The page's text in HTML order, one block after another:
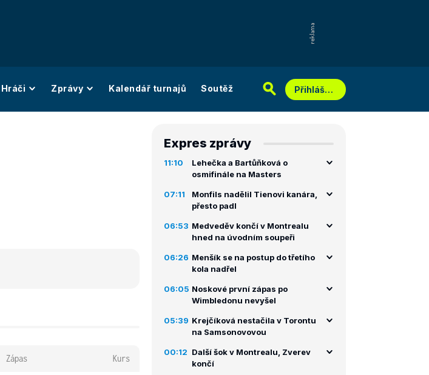
Hráči Zprávy Kalendář turnajů Soutěž Přihlášení
Zápas Kurs
Expres zprávy
11:10
Lehečka a Bartůňková o
osmifinále na Masters
07:11
Monfils nadělil Tienovi kanára,
přesto padl
06:53 Medveděv končí v Montrealu
hned na úvodním soupeři
06:26 Menšík se na postup do třetího
kola nadřel
06:05 Noskové první zápas po
Wimbledonu nevyšel
05:39 Krejčíková nestačila v Torontu
na Samsonovovou
00:12 Další šok v Montrealu, Zverev
končí